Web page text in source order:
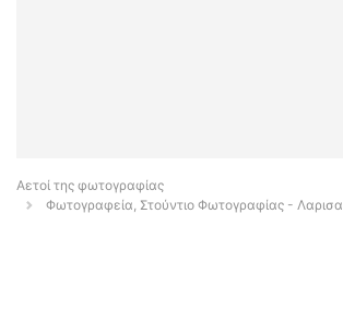
Αετοί της φωτογραφίας
Φωτογραφεία, Στούντιο Φωτογραφίας - Λαρισα